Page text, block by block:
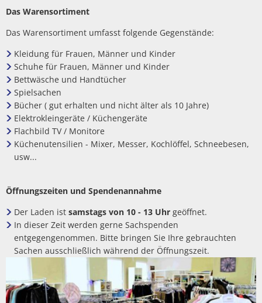
Das Warensortiment
Das Warensortiment umfasst folgende Gegenstände:
Kleidung für Frauen, Männer und Kinder
Schuhe für Frauen, Männer und Kinder
Bettwäsche und Handtücher
Spielsachen
Bücher ( gut erhalten und nicht älter als 10 Jahre)
Elektrokleingeräte / Küchengeräte
Flachbild TV / Monitore
Küchenutensilien - Mixer, Messer, Kochlöffel, Schneebesen,
usw...
Öffnungszeiten und Spendenannahme
Der Laden ist samstags von 10 - 13 Uhrgeöffnet.
In dieser Zeit werden gerne Sachspenden
entgegengenommen. Bitte bringen Sie Ihre gebrauchten
Sachen ausschließlich während der Öffnungszeit.